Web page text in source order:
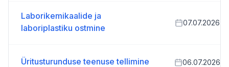
Laborikemikaalide ja
laboriplastiku ostmine
07.07.2026
Üritusturunduse teenuse tellimine 06.07.2026